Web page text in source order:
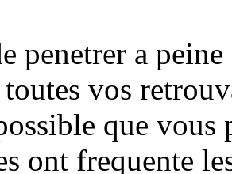
penetrer a
vos
que vous
ont frequente